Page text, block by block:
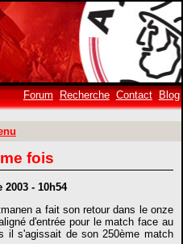
Forum Recherche Contact Blog
fois
- 10h54
a fait son retour dans le onze
d'entrée pour le match face au
il s'agissait de son 250ème match